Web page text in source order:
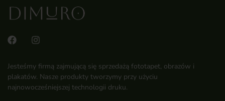
Jesteśmy firmą zajmującą się sprzedażą fototapet, obrazów i
plakatów. Nasze produkty tworzymy przy użyciu
najnowocześniejszej technologii druku.